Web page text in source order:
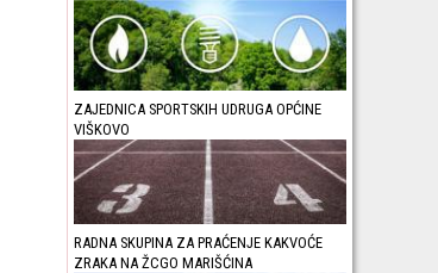
ZAJEDNICA SPORTSKIH UDRUGA OPĆINE
VIŠKOVO
RADNA SKUPINA ZA PRAĆENJE KAKVOĆE
ZRAKA NA ŽCGO MARIŠĆINA